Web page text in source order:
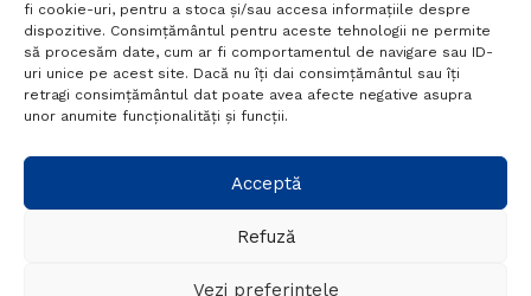
fi cookie-uri, pentru a stoca și/sau accesa informațiile despre
dispozitive. Consimțământul pentru aceste tehnologii ne permite
să procesăm date, cum ar fi comportamentul de navigare sau ID-
uri unice pe acest site. Dacă nu îți dai consimțământul sau îți
retragi consimțământul dat poate avea afecte negative asupra
unor anumite funcționalități și funcții.
Acceptă
Refuză
Vezi preferințele
Termeni si conditii
Politică de confidențialitate
Politica cookies
Setări GDPR
+40 788 760 194